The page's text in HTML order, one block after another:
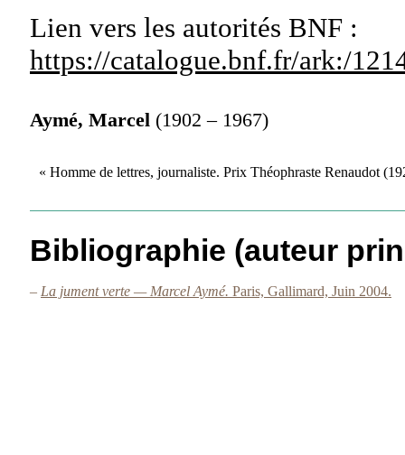
Lien vers les autorités BNF :
https://catalogue.bnf.fr/ark:/
Aymé, Marcel (1902 – 1967)
« Homme de lettres, journaliste. Prix Théophraste Renaudot
Bibliographie (auteur
– La jument verte — Marcel Aymé. Paris, Gallimard, Juin 2004.